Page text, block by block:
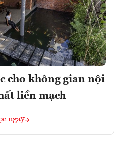
cho không gian nội
liền mạch
ngay